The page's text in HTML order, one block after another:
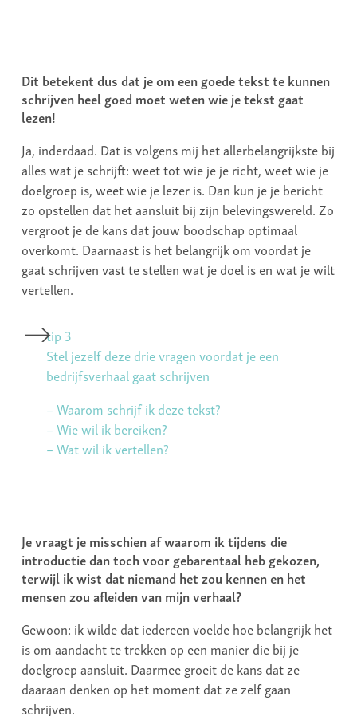
Dit betekent dus dat je om een goede tekst te kunnen
schrijven heel goed moet weten wie je tekst gaat
lezen!
Ja, inderdaad. Dat is volgens mij het allerbelangrijkste bij
alles wat je schrijft: weet tot wie je je richt, weet wie je
doelgroep is, weet wie je lezer is. Dan kun je je bericht
zo opstellen dat het aansluit bij zijn belevingswereld. Zo
vergroot je de kans dat jouw boodschap optimaal
overkomt. Daarnaast is het belangrijk om voordat je
gaat schrijven vast te stellen wat je doel is en wat je wilt
vertellen.
tip 3
Stel jezelf deze drie vragen voordat je een
bedrijfsverhaal gaat schrijven
– Waarom schrijf ik deze tekst?
– Wie wil ik bereiken?
– Wat wil ik vertellen?
Je vraagt je misschien af waarom ik tijdens die
introductie dan toch voor gebarentaal heb gekozen,
terwijl ik wist dat niemand het zou kennen en het
mensen zou afleiden van mijn verhaal?
Gewoon: ik wilde dat iedereen voelde hoe belangrijk het
is om aandacht te trekken op een manier die bij je
doelgroep aansluit. Daarmee groeit de kans dat ze
daaraan denken op het moment dat ze zelf gaan
schrijven.